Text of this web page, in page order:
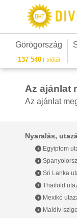
Görögország
137 540 Ft/főtől
Az ajánlat
Az ajánlat
Nyaralás,
Egyiptom
Sri Lanka
Thaiföld
Mexikó
Maldív-